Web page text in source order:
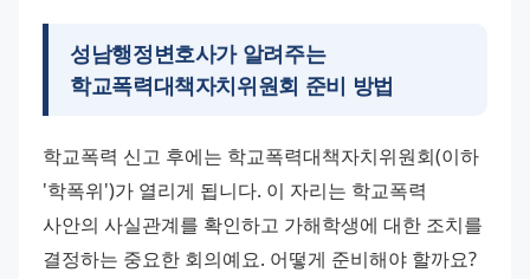
성남행정변호사가 알려주는
학교폭력대책자치위원회 준비 방법
학교폭력 신고 후에는 학교폭력대책자치위원회(이하
'학폭위')가 열리게 됩니다. 이 자리는 학교폭력
사안의 사실관계를 확인하고 가해학생에 대한 조치를
결정하는 중요한 회의예요. 어떻게 준비해야 할까요?